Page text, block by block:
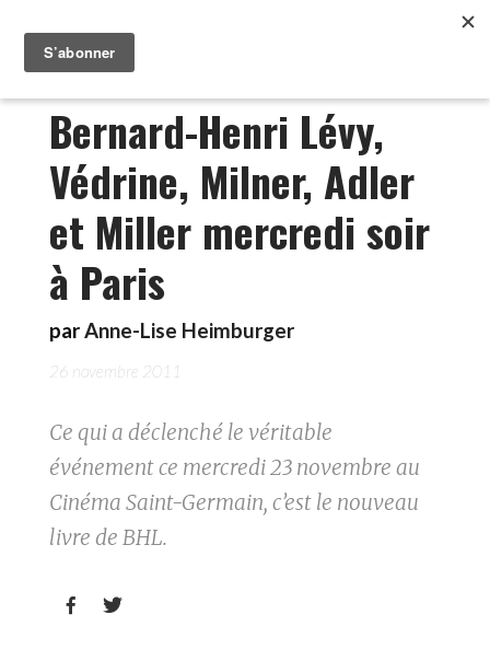
Bernard-Henri Lévy,
Védrine, Milner, Adler
et Miller mercredi soir
à Paris
parAnne-Lise Heimburger
26 novembre 2011
Ce qui a déclenché le véritable
événement ce mercredi 23 novembre au
Cinéma Saint-Germain, c’est le nouveau
livre de BHL.
 